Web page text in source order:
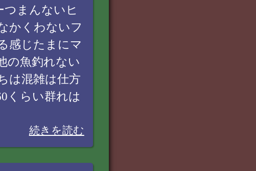
まんないヒ
かくわないフ
感じたまにマ
の魚釣れない
は混雑は仕方
くらい群れは
続きを読む